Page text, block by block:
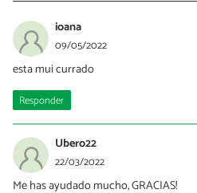
ioana
09/05/2022
esta mui currado
Responder
Ubero22
22/03/2022
Me has ayudado mucho, GRACIAS!